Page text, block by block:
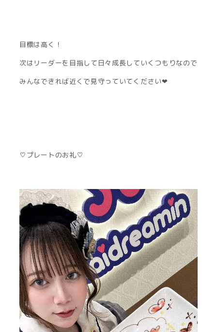
目標は高く！
次はリーダーを目指して日々成長していくつもりなので
みんなできれば近くで見守っていてください‪‪❤︎‬
♡プレートのお礼♡